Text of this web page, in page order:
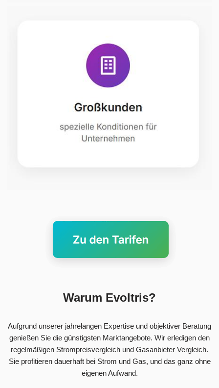
Warum Evoltris?
Aufgrund unserer jahrelangen Expertise und objektiver Beratung
genießen Sie die günstigsten Marktangebote. Wir erledigen den
regelmäßigen Strompreisvergleich und Gasanbieter Vergleich.
Sie profitieren dauerhaft bei Strom und Gas, und das ganz ohne
eigenen Aufwand.